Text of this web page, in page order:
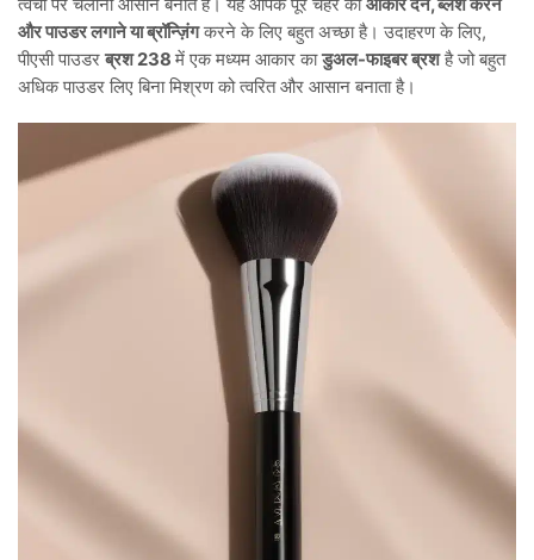
और पाउडर लगाने या ब्रॉन्ज़िंगकरने के लिए बहुत अच्छा है। उदाहरण के लिए,
पीएसी पाउडरब्रश 238में एक मध्यम आकार काडुअल-फाइबर ब्रशहै जो बहुत
अधिक पाउडर लिए बिना मिश्रण को त्वरित और आसान बनाता है।